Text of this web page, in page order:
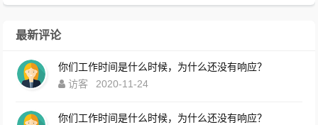
最新评论
你们工作时间是什么时候，为什么还没有响应？
访客
2020-11-24
你们工作时间是什么时候，为什么还没有响应？